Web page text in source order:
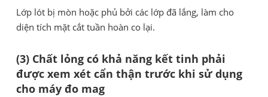
Lớp lót bị mòn hoặc phủ bởi các lớp đã lắng, làm cho
diện tích mặt cắt tuần hoàn co lại.
(3) Chất lỏng có khả năng kết tinh phải
được xem xét cẩn thận trước khi sử dụng
cho máy đo mag